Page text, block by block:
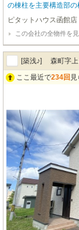
の棟柱を主要構造部
地に建つ中古住宅で
になっていただきた
部の床暖でお家全体
ます！循環式動線の
路の確保とデザイン性
道南杉を使用し、仕上
融合、バスルームやIH
事前のご予約をいた
屋根付き駐車スペー
り沢山です！リモー
い合わせお待ちして
9377★
ピタットハウス函館店
この会社の全物件を
[築浅♪] 森町字上
ここ最近で234回 見